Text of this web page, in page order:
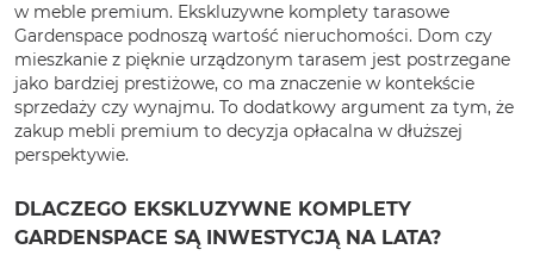
w meble premium. Ekskluzywne komplety tarasowe
Gardenspace podnoszą wartość nieruchomości. Dom czy
mieszkanie z pięknie urządzonym tarasem jest postrzegane
jako bardziej prestiżowe, co ma znaczenie w kontekście
sprzedaży czy wynajmu. To dodatkowy argument za tym, że
zakup mebli premium to decyzja opłacalna w dłuższej
perspektywie.
DLACZEGO EKSKLUZYWNE KOMPLETY
GARDENSPACE SĄ INWESTYCJĄ NA LATA?